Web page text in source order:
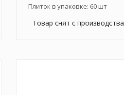
Плиток в упаковке: 60шт
Товар снят с производства